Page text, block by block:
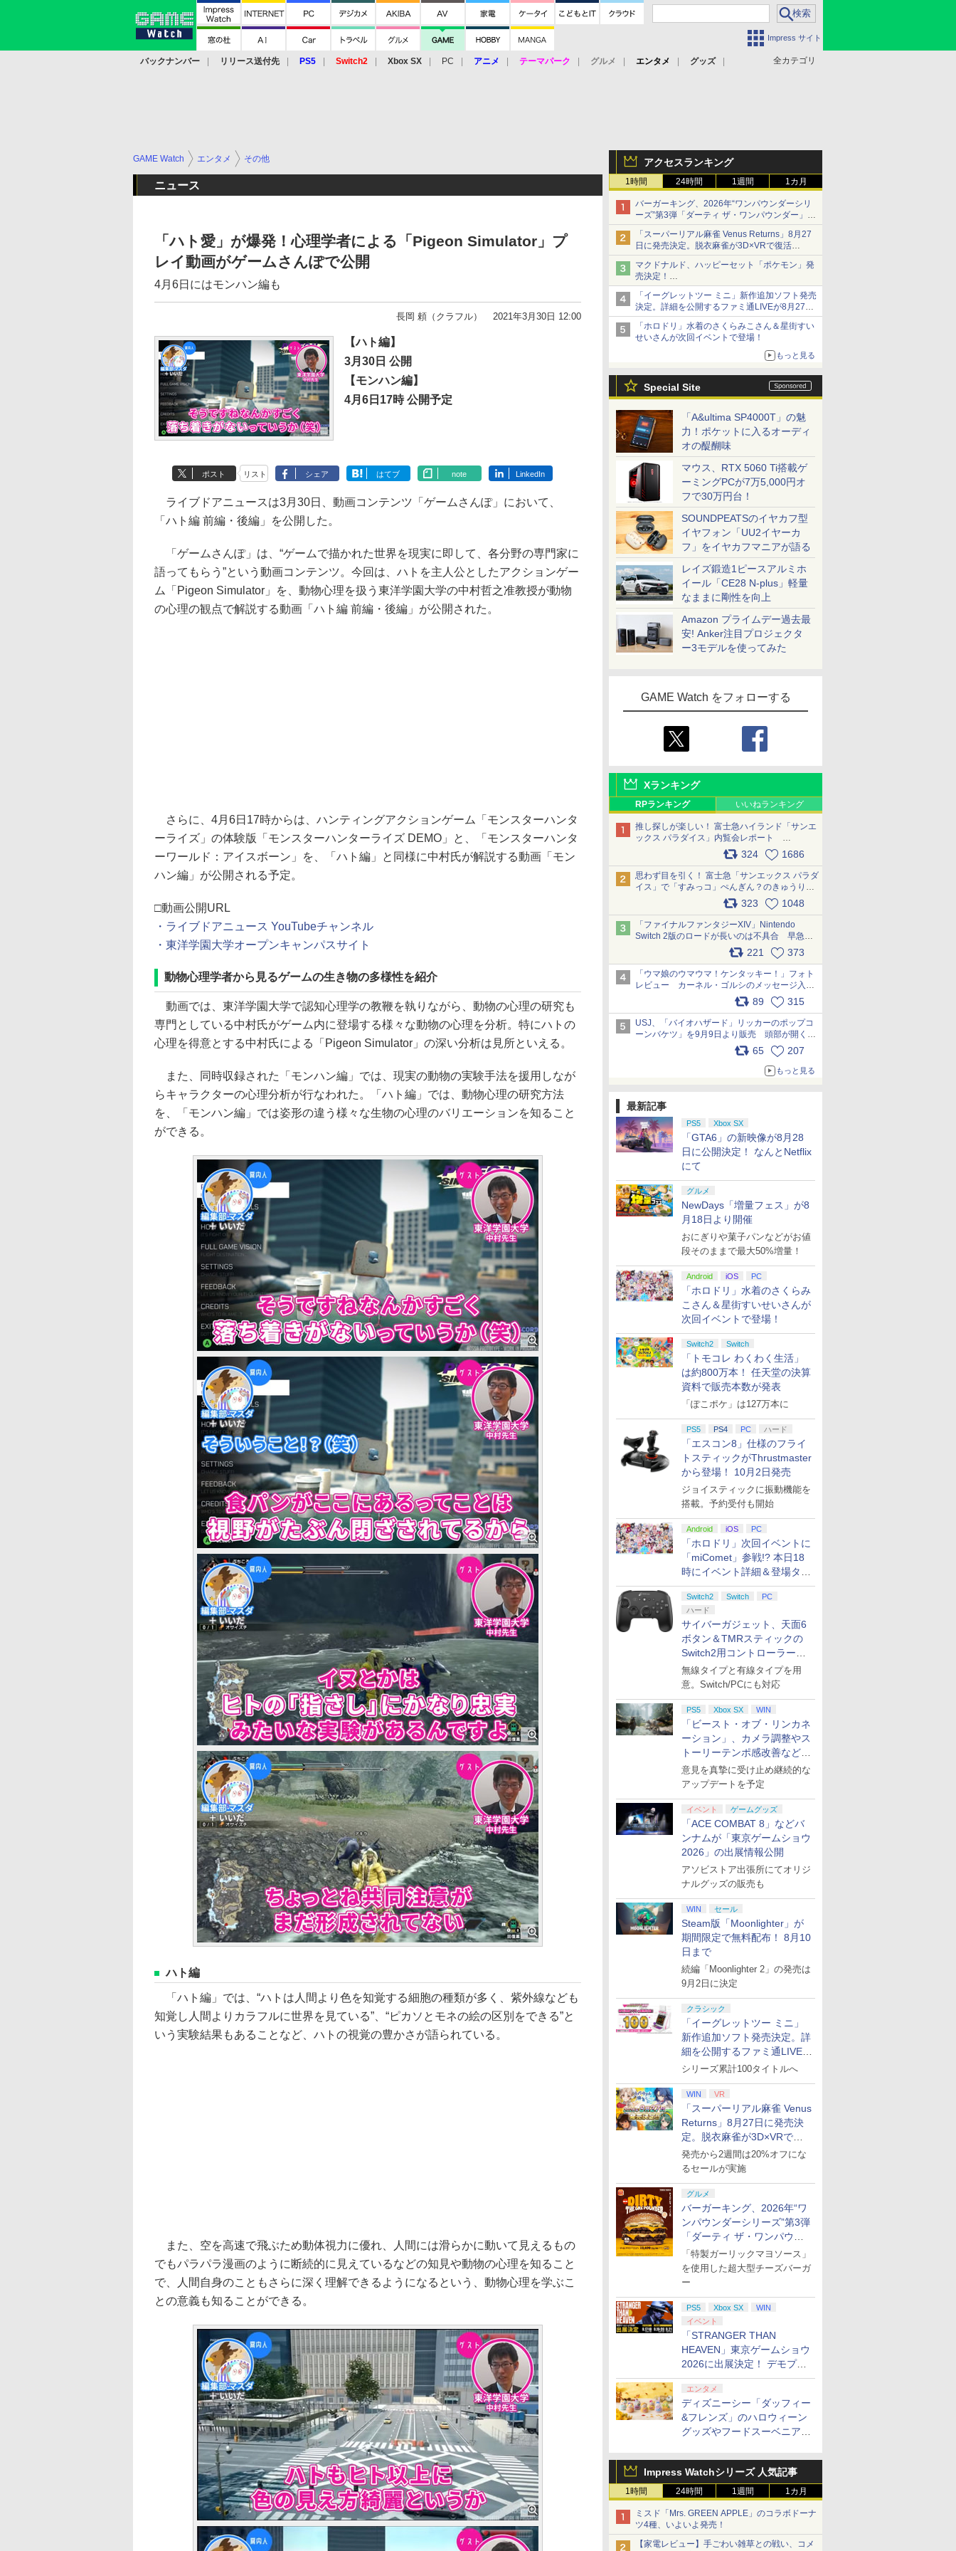
Impress サイト
全カテゴリ
バックナンバー リリース送付先 PS5 Switch2 Xbox SX PC アニメ テーマパーク グルメ エンタメ
グッズ
アクセスランキング
1時間 24時間 1週間 1カ月
バーガーキング、2026年“ワンパウンダーシリ
ーズ”第3弾「ダーティ ザ・ワンパウンダー」を
8月7日発売
「特製ガーリックマヨソース」を使用した超大
型チーズバーガー
「スーパーリアル麻雀 Venus Returns」8月27
日に発売決定。脱衣麻雀が3D×VRで復活
発売から2週間は20%オフになるセールが実施
マクドナルド、ハッピーセット「ポケモン」発
売決定！
ポケモン30周年記念で30匹が大集合
「イーグレットツー ミニ」新作追加ソフト発売
決定。詳細を公開するファミ通LIVEが8月27日
20時から配信
シリーズ累計100タイトルへ
「ホロドリ」水着のさくらみこさん＆星街すい
せいさんが次回イベントで登場！
もっと見る
Special Site
「A&ultima SP4000T」の魅
力！ポケットに入るオーディ
オの醍醐味
マウス、RTX 5060 Ti搭載ゲ
ーミングPCが7万5,000円オ
フで30万円台！
SOUNDPEATSのイヤカフ型
イヤフォン「UU2イヤーカ
フ」をイヤカフマニアが語る
レイズ鍛造1ピースアルミホ
イール「CE28 N-plus」軽量
なままに剛性を向上
Amazon プライムデー過去最
安! Anker注目プロジェクタ
ー3モデルを使ってみた
GAME Watch をフォローする
Xランキング
RPランキング いいねランキング
推し探しが楽しい！ 富士急ハイランド「サンエ
ックス パラダイス」内覧会レポート
324 1686
思わず目を引く！ 富士急「サンエックス パラダ
イス」で「すみっコ」ぺんぎん？のきゅうりド
ッグを食べてみた イラストそのままのメニュ
ー化に挑戦。これが意外にもおいしい
pic.x.com/Kgl04hZaeg
323 1048
「ファイナルファンタジーXIV」Nintendo
Switch 2版のロードが長いのは不具合 早急に
アップデートできるよう対応中221 373
「ウマ娘のウマウマ！ケンタッキー！」フォト
レビュー カーネル・ゴルシのメッセージ入り
パッケージや描き下ろしトレカなどが登場
89 315
USJ、「バイオハザード」リッカーのポップコ
ーンバケツ」を9月9日より販売 頭部が開く仕
組み。味は恐怖を堪のう「味噌フレーバー」
65 207
もっと見る
最新記事
PS5 Xbox SX
「GTA6」の新映像が8月28
日に公開決定！ なんとNetflix
にて
グルメ
NewDays「増量フェス」が8
月18日より開催
おにぎりや菓子パンなどがお値
段そのままで最大50%増量！
Android iOS PC
「ホロドリ」水着のさくらみ
こさん＆星街すいせいさんが
次回イベントで登場！
Switch2 Switch
「トモコレ わくわく生活」
は約800万本！ 任天堂の決算
資料で販売本数が発表
「ぽこポケ」は127万本に
PS5 PS4 PC ハード
「エスコン8」仕様のフライ
トスティックがThrustmaster
から登場！ 10月2日発売
ジョイスティックに振動機能を
搭載。予約受付も開始
Android iOS PC
「ホロドリ」次回イベントに
「miComet」参戦!? 本日18
時にイベント詳細＆登場タレ
ント公開
Switch2 Switch
PC
ハード
サイバーガジェット、天面6
ボタン＆TMRスティックの
Switch2用コントローラーを9
月下旬発売！
無線タイプと有線タイプを用
意。Switch/PCにも対応
PS5 Xbox SX WIN
「ビースト・オブ・リンカネ
ーション」、カメラ調整やス
トーリーテンポ感改善などの
アプデを1週間以内に実施
意見を真摯に受け止め継続的な
アップデートを予定
イベント ゲームグッズ
「ACE COMBAT 8」などバ
ンナムが「東京ゲームショウ
2026」の出展情報公開
アソビストア出張所にてオリジ
ナルグッズの販売も
WIN セール
Steam版「Moonlighter」が
期間限定で無料配布！ 8月10
日まで
続編「Moonlighter 2」の発売は
9月2日に決定
クラシック
「イーグレットツー ミニ」
新作追加ソフト発売決定。詳
細を公開するファミ通LIVEが
8月27日20時から配信
シリーズ累計100タイトルへ
WIN VR
「スーパーリアル麻雀 Venus
Returns」8月27日に発売決
定。脱衣麻雀が3D×VRで復
活
発売から2週間は20%オフにな
るセールが実施
グルメ
バーガーキング、2026年“ワ
ンパウンダーシリーズ”第3弾
「ダーティ ザ・ワンパウン
ダー」を8月7日発売
「特製ガーリックマヨソース」
を使用した超大型チーズバーガ
ー
PS5 Xbox SX
WIN
イベント
「STRANGER THAN
HEAVEN」東京ゲームショウ
2026に出展決定！ デモプレ
イや体験型展示も
エンタメ
ディズニーシー「ダッフィー
&フレンズ」のハロウィーン
グッズやフードスーベニアが
Impress Watchシリーズ 人気記事
1時間 24時間 1週間 1カ月
ミスド「Mrs. GREEN APPLE」のコラボドーナ
ツ4種、いよいよ発売！
【家電レビュー】手ごわい雑草との戦い、コメ
GAME Watch エンタメ その他
ニュース
「ハト愛」が爆発！心理学者による「Pigeon Simulator」プ
レイ動画がゲームさんぽで公開
4月6日にはモンハン編も
長岡 頼（クラフル） 2021年3月30日 12:00
【ハト編】
3月30日 公開
【モンハン編】
4月6日17時 公開予定
ポスト リスト シェア はてブ note LinkedIn
ライブドアニュースは3月30日、動画コンテンツ「ゲームさんぽ」において、
「ハト編 前編・後編」を公開した。
「ゲームさんぽ」は、“ゲームで描かれた世界を現実に即して、各分野の専門家に
語ってもらう”という動画コンテンツ。今回は、ハトを主人公としたアクションゲー
ム「Pigeon Simulator」を、動物心理を扱う東洋学園大学の中村哲之准教授が動物
の心理の観点で解説する動画「ハト編 前編・後編」が公開された。
さらに、4月6日17時からは、ハンティングアクションゲーム「モンスターハンタ
ーライズ」の体験版「モンスターハンターライズ DEMO」と、「モンスターハンタ
ーワールド：アイスボーン」を、「ハト編」と同様に中村氏が解説する動画「モン
ハン編」が公開される予定。
□動画公開URL
・ライブドアニュース YouTubeチャンネル
・東洋学園大学オープンキャンパスサイト
動物心理学者から見るゲームの生き物の多様性を紹介
動画では、東洋学園大学で認知心理学の教鞭を執りながら、動物の心理の研究も
専門としている中村氏がゲーム内に登場する様々な動物の心理を分析。特にハトの
心理を得意とする中村氏による「Pigeon Simulator」の深い分析は見所といえる。
また、同時収録された「モンハン編」では、現実の動物の実験手法を援用しなが
らキャラクターの心理分析が行なわれた。「ハト編」では、動物心理の研究方法
を、「モンハン編」では姿形の違う様々な生物の心理のバリエーションを知ること
ができる。
ハト編
「ハト編」では、“ハトは人間より色を知覚する細胞の種類が多く、紫外線なども
知覚し人間よりカラフルに世界を見ている”、“ピカソとモネの絵の区別をできる”と
いう実験結果もあることなど、ハトの視覚の豊かさが語られている。
また、空を高速で飛ぶため動体視力に優れ、人間には滑らかに動いて見えるもの
でもパラパラ漫画のように断続的に見えているなどの知見や動物の心理を知ること
で、人間自身のこともさらに深く理解できるようになるという、動物心理を学ぶこ
との意義も知ることができる。